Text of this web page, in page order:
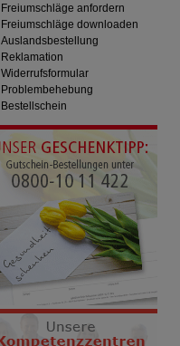
Freiumschläge anfordern
Freiumschläge downloaden
Auslandsbestellung
Reklamation
Widerrufsformular
Problembehebung
Bestellschein